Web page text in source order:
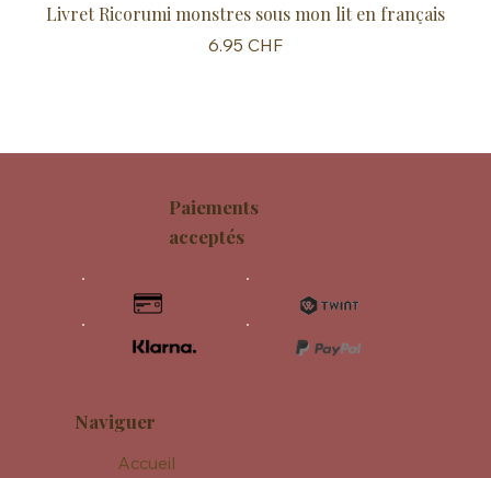
Livret Ricorumi monstres sous mon lit en français
Prix
6.95 CHF
Naviguer
Accueil
Paiements
acceptés